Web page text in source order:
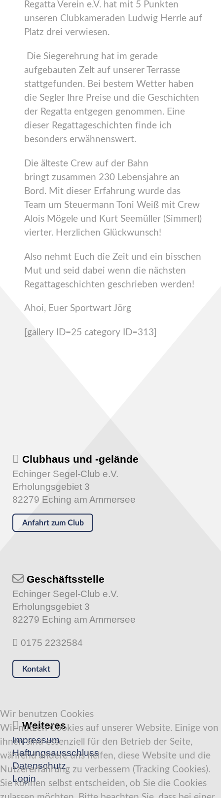
Regatta Verein e.V. hat mit 5 Punkten
unseren Clubkameraden Ludwig Herrle auf
Platz drei verwiesen.
Die Siegerehrung hat im gerade
aufgebauten Zelt auf unserer Terrasse
stattgefunden. Bei bestem Wetter haben
die Segler Ihre Preise und die Geschichten
der Regatta entgegen genommen. Eine
dieser Regattageschichten finde ich
besonders erwähnenswert.
Die älteste Crew auf der Bahn
bringt zusammen 230 Lebensjahre an
Bord. Mit dieser Erfahrung wurde das
Team um Steuermann Toni Weiß mit Crew
Alois Mögele und Kurt Seemüller (Simmerl)
vierter. Herzlichen Glückwunsch!
Also nehmt Euch die Zeit und ein bisschen
Mut und seid dabei wenn die nächsten
Regattageschichten geschrieben werden!
Ahoi, Euer Sportwart Jörg
[gallery ID=25 category ID=313]
Clubhaus und -gelände
Echinger Segel-Club e.V.
Erholungsgebiet 3
82279 Eching am Ammersee
Anfahrt zum Club
Geschäftsstelle
Echinger Segel-Club e.V.
Erholungsgebiet 3
82279 Eching am Ammersee
0175 2232584
Kontakt
Weiteres
Impressum
Haftungsausschluss
Datenschutz
Login
Wir benutzen Cookies
Wir nutzen Cookies auf unserer Website. Einige von
ihnen sind essenziell für den Betrieb der Seite,
während andere uns helfen, diese Website und die
Nutzererfahrung zu verbessern (Tracking Cookies).
Sie können selbst entscheiden, ob Sie die Cookies